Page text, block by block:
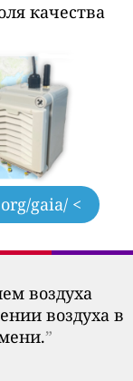
качества
gaia/ <
воздуха
воздуха в
”